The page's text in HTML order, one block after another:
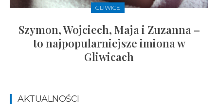
GLIWICE
Szymon, Wojciech, Maja i Zuzanna –
to najpopularniejsze imiona w
Gliwicach
AKTUALNOŚCI